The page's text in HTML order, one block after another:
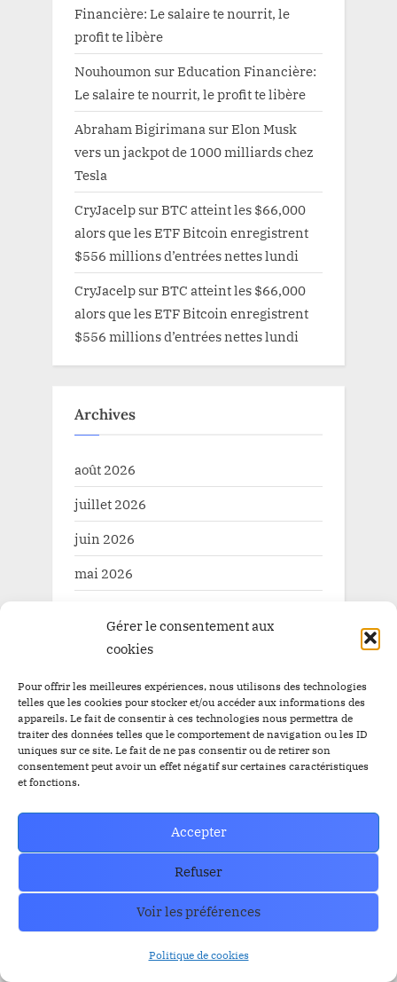
Gérer le consentement aux
cookies
Pour offrir les meilleures expériences, nous utilisons des technologies
telles que les cookies pour stocker et/ou accéder aux informations des
appareils. Le fait de consentir à ces technologies nous permettra de
traiter des données telles que le comportement de navigation ou les ID
uniques sur ce site. Le fait de ne pas consentir ou de retirer son
consentement peut avoir un effet négatif sur certaines caractéristiques
et fonctions.
Accepter
Refuser
Voir les préférences
Politique de cookies
Financière: Le salaire te nourrit, le
profit te libère
Nouhoumon surEducation Financière:
Le salaire te nourrit, le profit te libère
Abraham Bigirimana surElon Musk
vers un jackpot de 1000 milliards chez
Tesla
CryJacelp surBTC atteint les $66,000
alors que les ETF Bitcoin enregistrent
$556 millions d’entrées nettes lundi
CryJacelp surBTC atteint les $66,000
alors que les ETF Bitcoin enregistrent
$556 millions d’entrées nettes lundi
Archives
août 2026
juillet 2026
juin 2026
mai 2026
mars 2026
janvier 2026
décembre 2025
novembre 2025
octobre 2025
septembre 2025
juillet 2025